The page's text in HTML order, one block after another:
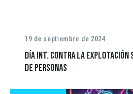
19 de septiembre de 2024
Día Int. contra la
de personas